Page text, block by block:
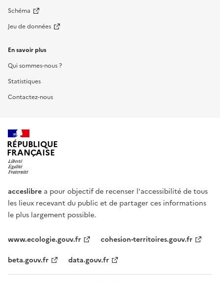
Schéma
Jeu de données
En savoir plus
Qui sommes-nous ?
Statistiques
Contactez-nous
RÉPUBLIQUE
FRANÇAISE
acceslibre a pour objectif de recenser l'accessibilité de tous
les lieux recevant du public et de partager ces informations
le plus largement possible.
www.ecologie.gouv.fr
cohesion-territoires.gouv.fr
beta.gouv.fr
data.gouv.fr